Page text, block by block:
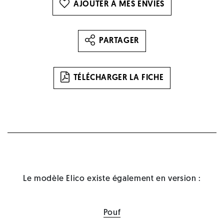
AJOUTER À MES ENVIES
PARTAGER
TÉLÉCHARGER LA FICHE
Le modèle Elico existe également en version :
Pouf